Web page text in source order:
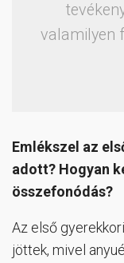
valamilyen
Emlékszel az
adott? Hogyan
összefonódás?
Az első
jöttek, mivel